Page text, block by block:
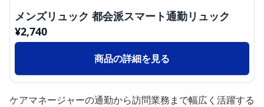
メンズリュック 都会派スマート通勤リュック
¥2,740
商品の詳細を見る
ケアマネージャーの通勤から訪問業務まで幅広く活躍する